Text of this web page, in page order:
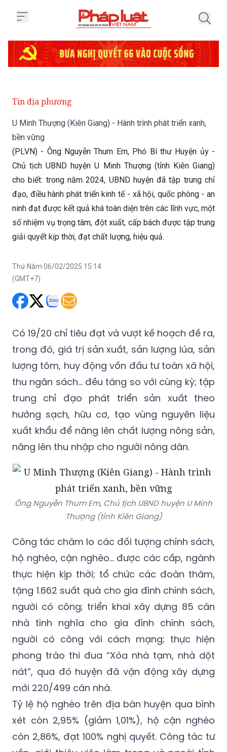
U Minh Thượng (Kiên Giang) - Hành trình phát triển xanh,
(PLVN) - Ông Nguyễn Thum Em, Phó Bí thư Huyện ủy -
Chủ tịch UBND huyện U Minh Thượng (tỉnh Kiên Giang)
cho biết: trong năm 2024, UBND huyện đã tập trung chỉ
đạo, điều hành phát triển kinh tế - xã hội, quốc phòng - an
ninh đạt được kết quả khá toàn diện trên các lĩnh vực, một
số nhiệm vụ trọng tâm, đột xuất, cấp bách được tập trung
giải quyết kịp thời, đạt chất lượng, hiệu quả.
Thứ Năm 06/02/2025 15:14
Có 19/20 chỉ tiêu đạt và vượt kế hoạch đề ra,
lượng tôm, huy động vốn đầu tư toàn xã hội,
thu ngân sách... đều tăng so với cùng kỳ; tập
trung chỉ đạo phát triển sản xuất theo
hướng sạch, hữu cơ, tạo vùng nguyên liệu
xuất khẩu để nâng lên chất lượng nông sản,
nâng lên thu nhập cho người nông dân.
Ông Nguyễn Thum Em, Chủ tịch UBND huyện U Minh
Thượng (tỉnh Kiên Giang)
Công tác chăm lo các đối tượng chính sách,
thực hiện kịp thời; tổ chức các đoàn thăm,
tặng 1.662 suất quà cho gia đình chính sách,
người có công; triển khai xây dựng 85 căn
nhà tình nghĩa cho gia đình chính sách,
người có công với cách mạng; thực hiện
phong trào thi đua “Xóa nhà tạm, nhà dột
nát”, qua đó huyện đã vận động xây dựng
mới 220/499 căn nhà.
Tỷ lệ hộ nghèo trên địa bàn huyện qua bình
xét còn 2,95% (giảm 1,01%), hộ cận nghèo
còn 2,86%, đạt 100% nghị quyết. Công tác tư
vấn, giới thiệu việc làm trong và ngoài tỉnh
cho 4.828 lao động, vượt 50,87% nghị quyết;